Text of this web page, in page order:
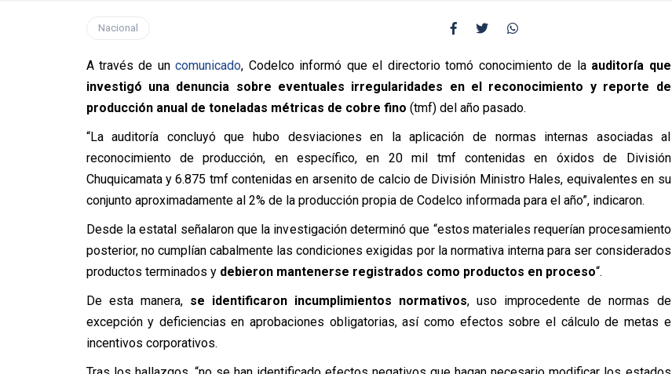
Nacional
A través de uncomunicado, Codelco informó que el directorio tomó conocimiento de la auditoría que
investigó una denuncia sobre eventuales irregularidades en el reconocimiento y reporte de
producción anual de toneladas métricas de cobre fino (tmf) del año pasado.
“La auditoría concluyó que hubo desviaciones en la aplicación de normas internas asociadas al
reconocimiento de producción, en específico, en 20 mil tmf contenidas en óxidos de División
Chuquicamata y 6.875 tmf contenidas en arsenito de calcio de División Ministro Hales, equivalentes en su
conjunto aproximadamente al 2% de la producción propia de Codelco informada para el año”, indicaron.
Desde la estatal señalaron que la investigación determinó que “estos materiales requerían procesamiento
posterior, no cumplían cabalmente las condiciones exigidas por la normativa interna para ser considerados
productos terminados y debieron mantenerse registrados como productos en proceso“.
De esta manera,se identificaron incumplimientos normativos, uso improcedente de normas de
excepción y deficiencias en aprobaciones obligatorias, así como efectos sobre el cálculo de metas e
incentivos corporativos.